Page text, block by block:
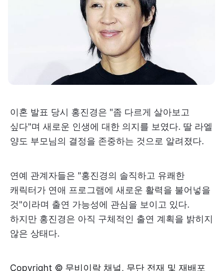
이혼 발표 당시 홍진경은 "좀 다르게 살아보고
싶다"며 새로운 인생에 대한 의지를 보였다. 딸 라엘
양도 부모님의 결정을 존중하는 것으로 알려졌다.
연예 관계자들은 "홍진경의 솔직하고 유쾌한
캐릭터가 연애 프로그램에 새로운 활력을 불어넣을
것"이라며 출연 가능성에 관심을 보이고 있다.
하지만 홍진경은 아직 구체적인 출연 계획을 밝히지
않은 상태다.
Copyright © 무비이락 채널, 무단 전재 및 재배포